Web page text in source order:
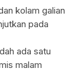
kolam galian
pada
ada satu
malam